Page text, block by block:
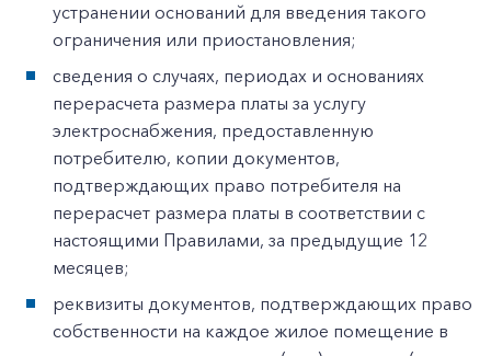
устранении оснований для введения такого
ограничения или приостановления;
сведения о случаях, периодах и основаниях
перерасчета размера платы за услугу
электроснабжения, предоставленную
потребителю, копии документов,
подтверждающих право потребителя на
перерасчет размера платы в соответствии с
настоящими Правилами, за предыдущие 12
месяцев;
реквизиты документов, подтверждающих право
собственности на каждое жилое помещение в